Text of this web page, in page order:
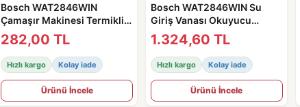
Bosch WAT2846WIN
Çamaşır Makinesi Termikli
Rezistans Artiko
282,00 TL
Hızlı kargo Kolay iade
Ürünü İncele
Bosch WAT2846WIN Su
Giriş Vanası Okuyucu
Sensörlü / Ventili
1.324,60 TL
Hızlı kargo Kolay iade
Ürünü İncele